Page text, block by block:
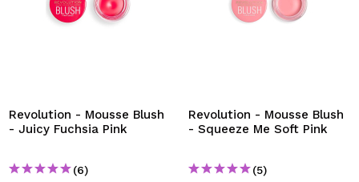
Revolution - Mousse Blush
- Juicy Fuchsia Pink
(6)
Revolution - Mousse Blush
- Squeeze Me Soft Pink
(5)